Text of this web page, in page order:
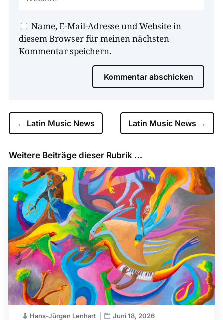
Name, E-Mail-Adresse und Website in
diesem Browser für meinen nächsten
Kommentar speichern.
Kommentar abschicken
← Latin Music News Latin Music News →
Weitere Beiträge dieser Rubrik …
Hans-Jürgen Lenhart Juni 18, 2026